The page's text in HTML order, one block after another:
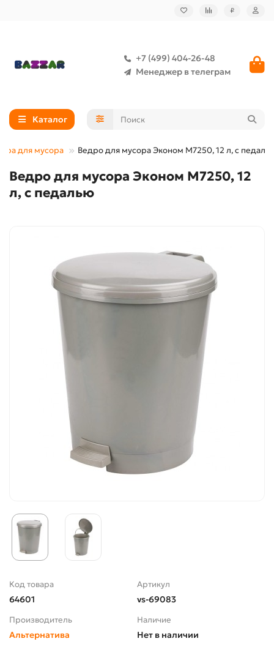
₽
+7 (499) 404-26-48
Менеджер в телеграм
Каталог
для мусора Ведро для мусора Эконом М7250, 12 л, с
Ведро для мусора Эконом М7250, 12
л, с педалью
Код товара
64601
Артикул
vs-69083
Производитель
Альтернатива
Наличие
Нет в наличии